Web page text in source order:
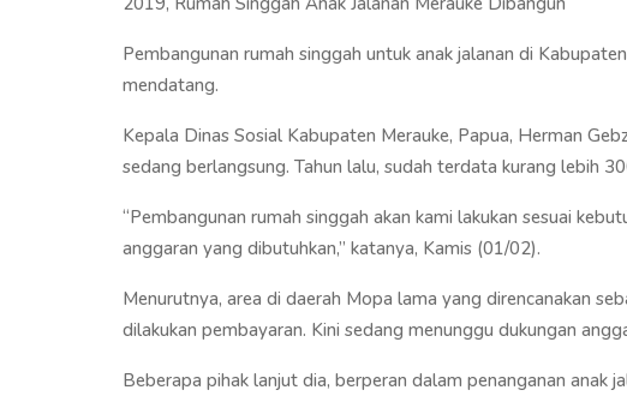
Pembangunan rumah singgah untuk anak jalanan di
mendatang.
Kepala Dinas Sosial Kabupaten Merauke, Papua, Herman
sedang berlangsung. Tahun lalu, sudah terdata kurang lebih
“Pembangunan rumah singgah akan kami lakukan sesuai
anggaran yang dibutuhkan,” katanya, Kamis (01/02).
Menurutnya, area di daerah Mopa lama yang direncanakan
dilakukan pembayaran. Kini sedang menunggu dukungan
Beberapa pihak lanjut dia, berperan dalam penanganan anak